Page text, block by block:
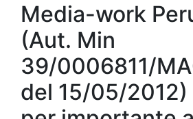
Media-work
(Aut. Min
39/0006811/
del 15/05/2012)